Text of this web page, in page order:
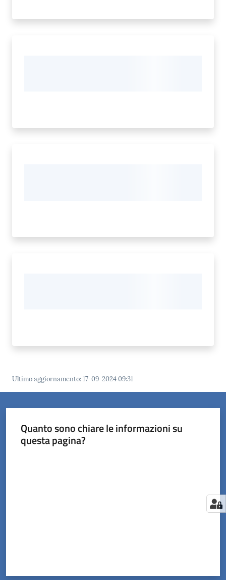
Ultimo aggiornamento:17-09-2024 09:31
Quanto sono chiare le informazioni su
questa pagina?